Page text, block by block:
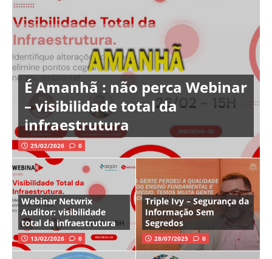
É Amanhã : não perca Webinar
– visibilidade total da
infraestrutura
25/02/2026 0
Webinar Netwrix
Auditor: visibilidade
total da infraestrutura
13/02/2026 0
Triple Ivy – Segurança da
Informação Sem
Segredos
28/07/2025 0